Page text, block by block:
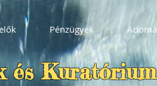
Pénzügyek
ésKuratórium